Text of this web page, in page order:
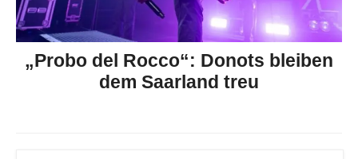
„Probo del Rocco“: Donots bleiben
dem Saarland treu